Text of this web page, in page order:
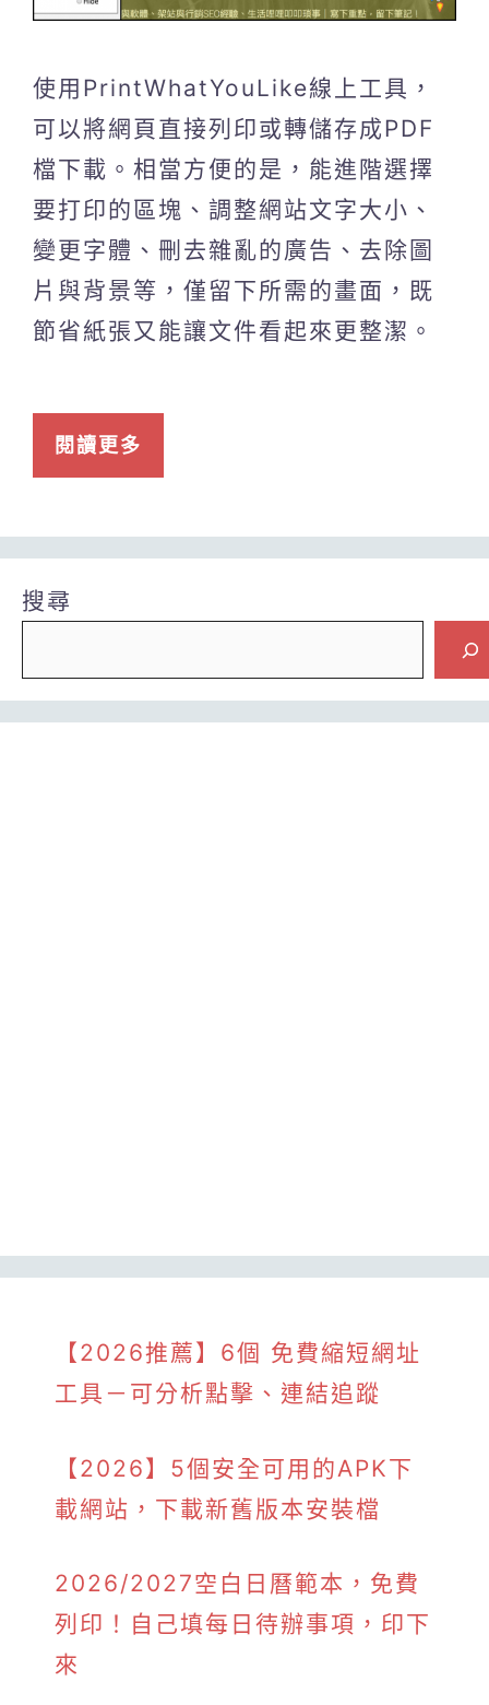
使用PrintWhatYouLike線上工具，
可以將網頁直接列印或轉儲存成PDF
檔下載。相當方便的是，能進階選擇
要打印的區塊、調整網站文字大小、
變更字體、刪去雜亂的廣告、去除圖
片與背景等，僅留下所需的畫面，既
節省紙張又能讓文件看起來更整潔。
閱讀更多
搜尋
【2026推薦】6個 免費縮短網址
工具－可分析點擊、連結追蹤
【2026】5個安全可用的APK下
載網站，下載新舊版本安裝檔
2026/2027空白日曆範本，免費
列印！自己填每日待辦事項，印下
來